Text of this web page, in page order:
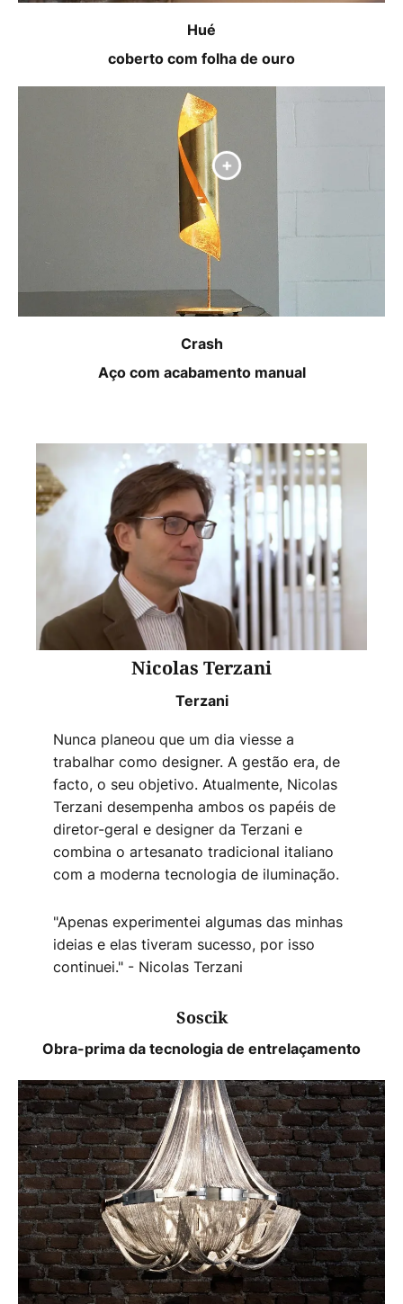
Hué
coberto com folha de ouro
Crash
Aço com acabamento manual
Nicolas Terzani
Terzani
Nunca planeou que um dia viesse a
trabalhar como designer. A gestão era, de
facto, o seu objetivo. Atualmente, Nicolas
Terzani desempenha ambos os papéis de
diretor-geral e designer da Terzani e
combina o artesanato tradicional italiano
com a moderna tecnologia de iluminação.
"Apenas experimentei algumas das minhas
ideias e elas tiveram sucesso, por isso
continuei." - Nicolas Terzani
Soscik
Obra-prima da tecnologia de entrelaçamento